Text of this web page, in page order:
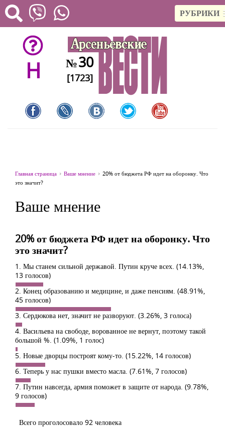
РУБРИКИ
H №30
[1723]
Главная страница Ваше мнение
20% от бюджета РФ идет на оборонку. Что
это значит?
Ваше мнение
20% от бюджета РФ идет на оборонку. Что
это значит?
1. Мы станем сильной державой. Путин круче всех. (14.13%,
13 голосов)
2. Конец образованию и медицине, и даже пенсиям. (48.91%,
45 голосов)
3. Сердюкова нет, значит не разворуют. (3.26%, 3 голоса)
4. Васильева на свободе, ворованное не вернут, поэтому такой
большой %. (1.09%, 1 голос)
5. Новые дворцы построят кому-то. (15.22%, 14 голосов)
6. Теперь у нас пушки вместо масла. (7.61%, 7 голосов)
7. Путин навсегда, армия поможет в защите от народа. (9.78%,
9 голосов)
Всего проголосовало 92 человека